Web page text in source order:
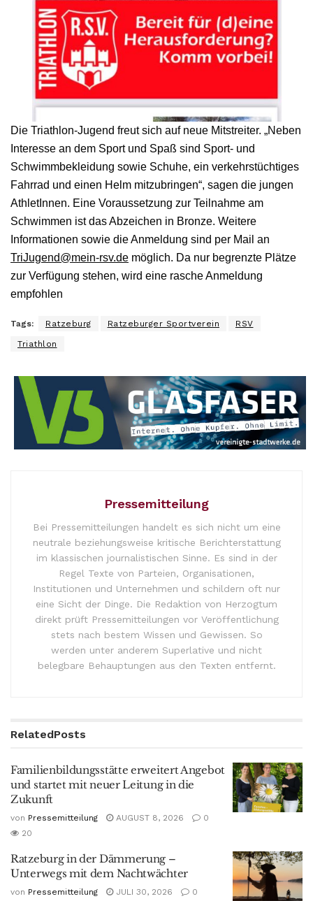
Die Triathlon-Jugend freut sich auf neue Mitstreiter. „Neben
Interesse an dem Sport und Spaß sind Sport- und
Schwimmbekleidung sowie Schuhe, ein verkehrstüchtiges
Fahrrad und einen Helm mitzubringen“, sagen die jungen
AthletInnen. Eine Voraussetzung zur Teilnahme am
Schwimmen ist das Abzeichen in Bronze. Weitere
Informationen sowie die Anmeldung sind per Mail an
TriJugend@mein-rsv.de möglich. Da nur begrenzte Plätze
zur Verfügung stehen, wird eine rasche Anmeldung
empfohlen
Tags: Ratzeburg Ratzeburger Sportverein RSV
Triathlon
Pressemitteilung
Bei Pressemitteilungen handelt es sich nicht um eine
neutrale beziehungsweise kritische Berichterstattung
im klassischen journalistischen Sinne. Es sind in der
Regel Texte von Parteien, Organisationen,
Institutionen und Unternehmen und schildern oft nur
eine Sicht der Dinge. Die Redaktion von Herzogtum
direkt prüft Pressemitteilungen vor Veröffentlichung
stets nach bestem Wissen und Gewissen. So
werden unter anderem Superlative und nicht
belegbare Behauptungen aus den Texten entfernt.
RelatedPosts
Familienbildungsstätte erweitert Angebot
und startet mit neuer Leitung in die
Zukunft
von Pressemitteilung AUGUST 8, 2026
0
20
Ratzeburg in der Dämmerung –
Unterwegs mit dem Nachtwächter
von Pressemitteilung JULI 30, 2026
0